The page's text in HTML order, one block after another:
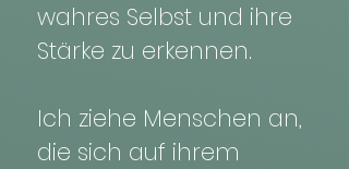
wahres Selbst und ihre
Stärke zu erkennen.
Ich ziehe Menschen an,
die sich auf ihrem